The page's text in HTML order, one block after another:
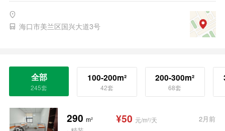
海口市美兰区国兴大道3号
全部
245套
100-200m²
42套
200-300m²
68套
290 m² ¥50 元/m²/天 2月前